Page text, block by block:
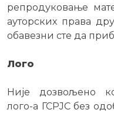
репродуковање
ауторских права
обавезни сте да
Лого
Није дозвољено
лого-а ГСРЈС без